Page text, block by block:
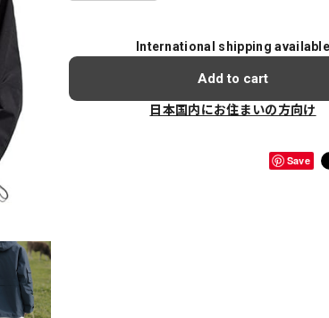
International shipping
Add to cart
日本国内にお住まいの方向け
Save